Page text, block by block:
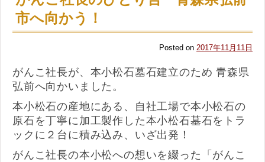
市へ向かう！
Posted on 2017年11月11日
がんこ社長が、本小松石墓石建立のため 青森県
弘前へ向かいました。
本小松石の産地にある、自社工場で本小松石の
原石を丁寧に加工製作した本小松石墓石をトラ
ックに２台に積み込み、いざ出発！
がんこ社長の本小松への想いを綴った「がんこ